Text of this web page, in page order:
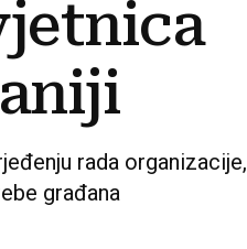
rada organizacije,
građana